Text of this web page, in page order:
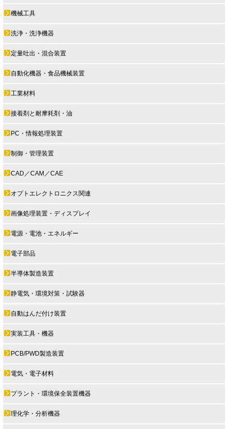
機械工具
洗浄・洗浄機器
定量吐出・混合装置
自動化機器・食品機械装置
工業材料
接着剤と耐摩耗剤・油
PC・情報処理装置
制御・管理装置
CAD／CAM／CAE
オプトエレクトロニクス関連
画像処理装置・ディスプレイ
電源・電池・エネルギー
電子部品
半導体製造装置
静電気・環境対策・試験器
自動はんだ付け装置
実装工具・機器
PCB/PWD製造装置
電気・電子材料
プラント・環境保全装置機器
理化学・分析機器